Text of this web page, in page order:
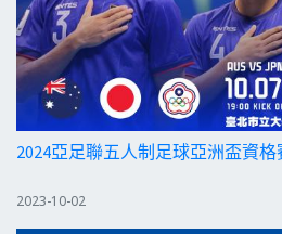
2024亞足聯五人制足球亞洲盃資
2023-10-02